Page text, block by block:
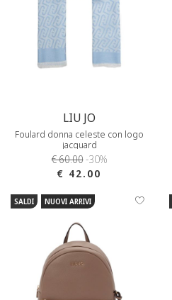
LIU JO
Foulard donna celeste con logo
jacquard
€ 60.00-30%
€ 42.00
SALDI NUOVI ARRIVI